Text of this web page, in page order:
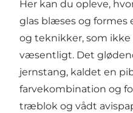
Her kan du opleve,
glas blæses og formes
og teknikker, som
væsentligt. Det
jernstang, kaldet en
farvekombination og
træblok og vådt